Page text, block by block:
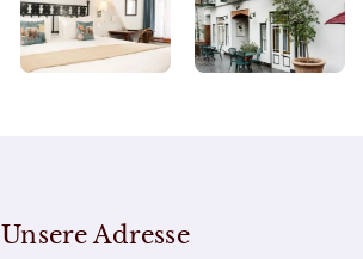
Unsere Adresse